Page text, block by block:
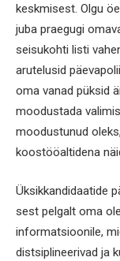
keskmisest. Olgu
juba praegugi
seisukohti listi
arutelusid
oma vanad püksid
moodustada
moodustunud
koostööaltidena
Üksikkandidaatide
sest pelgalt oma
informatsioonile,
distsiplineerivad ja